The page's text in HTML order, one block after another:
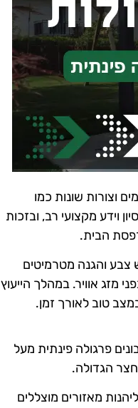
וידע מקצועי רב, ובזכות
הבית.
צבע והגנה מטרמיטים
מזג אוויר. במהלך הייעוץ
טוב לאורך זמן.
פרגולה פינתית מעל
הגדולה.
מאזורים מוצללים